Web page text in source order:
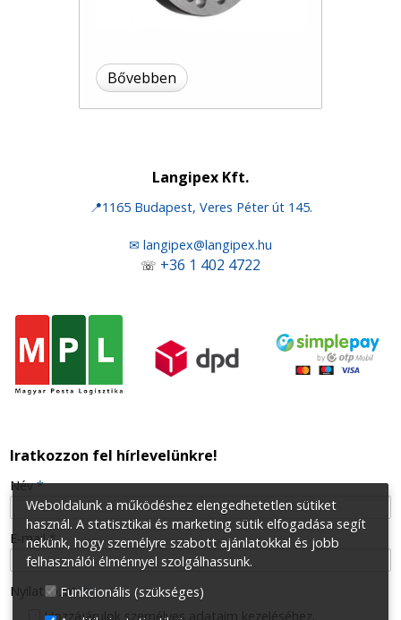
Bővebben
Langipex Kft.
📍1165 Budapest, Veres Péter út 145.
✉ langipex@langipex.hu
☏ +36 1 402 4722
Iratkozzon fel hírlevelünkre!
-
-
-
Név*
E-mail*
Nyilatkozat*
Hozzájárulok személyes adataim kezeléséhez.
Weboldalunk a működéshez elengedhetetlen sütiket
használ. A statisztikai és marketing sütik elfogadása segít
nekünk, hogy személyre szabott ajánlatokkal és jobb
felhasználói élménnyel szolgálhassunk.
Funkcionális (szükséges)